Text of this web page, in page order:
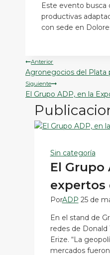
Este evento busca
productivas
con sede en
Navegación
de
entradas
Anterior
Agronegocios del Plata
Siguiente
El Grupo ADP, en la
Sin categoría
El Grupo
expertos
PorADP 25 de
En el stand de
redes de Donald
Erize. “La
mercados